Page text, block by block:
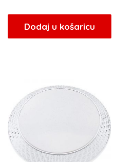
Dodaj u košaricu